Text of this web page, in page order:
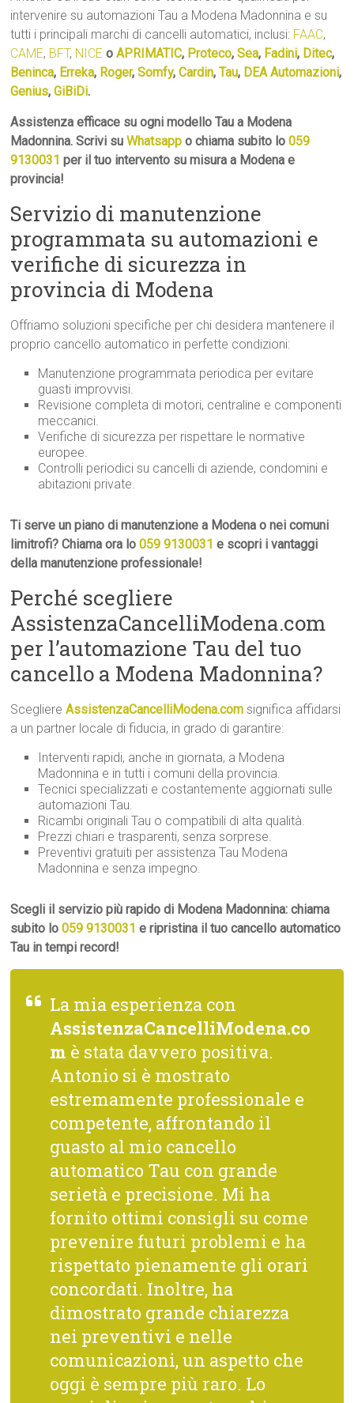
intervenire su automazioni Tau a Modena Madonnina e su
tutti i principali marchi di cancelli automatici, inclusi: FAAC,
CAME, BFT, NICE oAPRIMATIC, Proteco,Sea, Fadini, Ditec,
Beninca, Erreka, Roger,Somfy,Cardin,Tau, DEA Automazioni,
Genius,GiBiDi.
Assistenza efficace su ogni modello Tau a Modena
Madonnina. Scrivi suWhatsapp o chiama subito lo059
9130031 per il tuo intervento su misura a Modena e
provincia!
Servizio di manutenzione
programmata su automazioni e
verifiche di sicurezza in
provincia di Modena
Offriamo soluzioni specifiche per chi desidera mantenere il
proprio cancello automatico in perfette condizioni:
Manutenzione programmata periodica per evitare
guasti improvvisi.
Revisione completa di motori, centraline e componenti
meccanici.
Verifiche di sicurezza per rispettare le normative
europee.
Controlli periodici su cancelli di aziende, condomini e
abitazioni private.
Ti serve un piano di manutenzione a Modena o nei comuni
limitrofi? Chiama ora lo059 9130031 e scopri i vantaggi
della manutenzione professionale!
Perché scegliere
AssistenzaCancelliModena.com
per l’automazione Tau del tuo
cancello a Modena Madonnina?
ScegliereAssistenzaCancelliModena.com significa affidarsi
a un partner locale di fiducia, in grado di garantire:
Interventi rapidi, anche in giornata, a Modena
Madonnina e in tutti i comuni della provincia.
Tecnici specializzati e costantemente aggiornati sulle
automazioni Tau.
Ricambi originali Tau o compatibili di alta qualità.
Prezzi chiari e trasparenti, senza sorprese.
Preventivi gratuiti per assistenza Tau Modena
Madonnina e senza impegno.
Scegli il servizio più rapido di Modena Madonnina: chiama
subito lo 059 9130031 e ripristina il tuo cancello automatico
Tau in tempi record!
La mia esperienza con
AssistenzaCancelliModena.co
m è stata davvero positiva.
Antonio si è mostrato
estremamente professionale e
competente, affrontando il
guasto al mio cancello
automatico Tau con grande
serietà e precisione. Mi ha
fornito ottimi consigli su come
prevenire futuri problemi e ha
rispettato pienamente gli orari
concordati. Inoltre, ha
dimostrato grande chiarezza
nei preventivi e nelle
comunicazioni, un aspetto che
oggi è sempre più raro. Lo